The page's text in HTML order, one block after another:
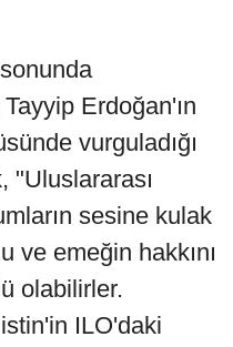
Erdoğan'ın
vurguladığı
"Uluslararası
sesine kulak
ve emeğin hakkını
olabilirler.
ILO'daki